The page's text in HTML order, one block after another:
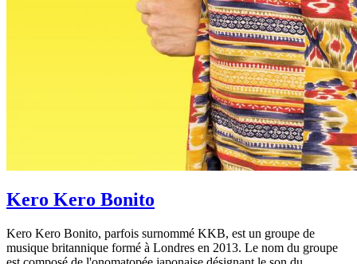
Kero Kero Bonito
Kero Kero Bonito, parfois surnommé KKB, est un groupe de
musique britannique formé à Londres en 2013. Le nom du groupe